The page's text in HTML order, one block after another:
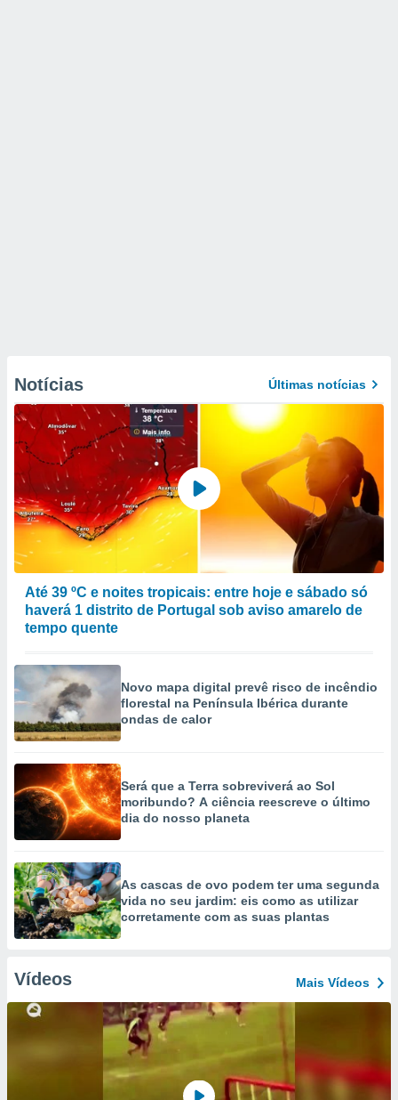
Notícias Últimas notícias
Até 39 ºC e noites tropicais: entre hoje e sábado só
haverá 1 distrito de Portugal sob aviso amarelo de
tempo quente
Novo mapa digital prevê risco de incêndio
florestal na Península Ibérica durante
ondas de calor
Será que a Terra sobreviverá ao Sol
moribundo? A ciência reescreve o último
dia do nosso planeta
As cascas de ovo podem ter uma segunda
vida no seu jardim: eis como as utilizar
corretamente com as suas plantas
Vídeos Mais Vídeos